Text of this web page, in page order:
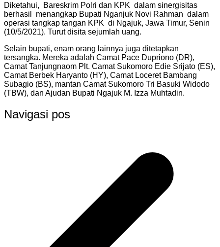
Diketahui, Bareskrim Polri dan KPK dalam sinergisitas
berhasil menangkap Bupati Nganjuk Novi Rahman dalam
operasi tangkap tangan KPK di Ngajuk, Jawa Timur, Senin
(10/5/2021). Turut disita sejumlah uang.
Selain bupati, enam orang lainnya juga ditetapkan
tersangka. Mereka adalah Camat Pace Dupriono (DR),
Camat Tanjungnaom Plt. Camat Sukomoro Edie Srijato (ES),
Camat Berbek Haryanto (HY), Camat Loceret Bambang
Subagio (BS), mantan Camat Sukomoro Tri Basuki Widodo
(TBW), dan Ajudan Bupati Ngajuk M. Izza Muhtadin.
Navigasi pos